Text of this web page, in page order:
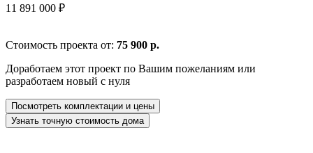
11 891 000 ₽
Стоимость проекта от: 75 900 р.
Доработаем этот проект по Вашим пожеланиям или
разработаем новый с нуля
Посмотреть комплектации и цены
Узнать точную стоимость дома